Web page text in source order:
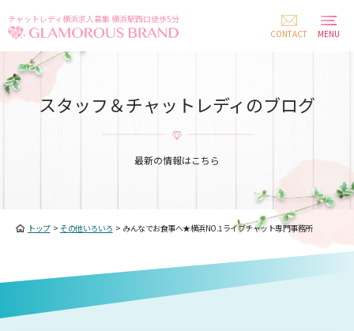
チャットレディ横浜求人募集 横浜駅西口徒歩5分
CONTACT
MENU
スタッフ＆チャットレディのブログ
最新の情報はこちら
トップ> その他いろいろ > みんなでお食事へ★横浜NO.1ライブチャット専門事務所